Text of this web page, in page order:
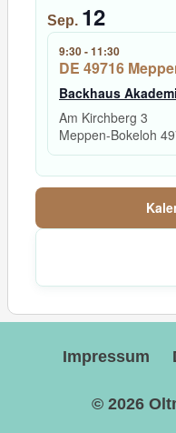
Sep. 12
9:30-11:30
DE 49716
Backhaus
Am Kirchberg 3
Meppen-Bokeloh
Impressum
© 2026